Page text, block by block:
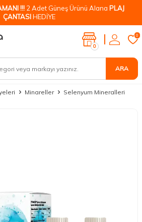
!!! 2 Adet Güneş Ürünü Alana PLAJ
ÇANTASIHEDİYE
ARA
0
0
Minareller
Selenyum Mineralleri